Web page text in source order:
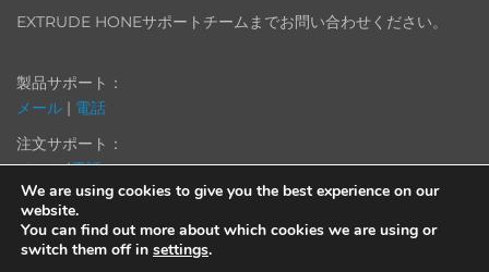
EXTRUDE HONEサポートチームまでお問い合わせください。
製品サポート：
メール | 電話
注文サポート：
メール|電話
We are using cookies to give you the best experience on our
website.
You can find out more about which cookies we are using or
switch them off in settings.